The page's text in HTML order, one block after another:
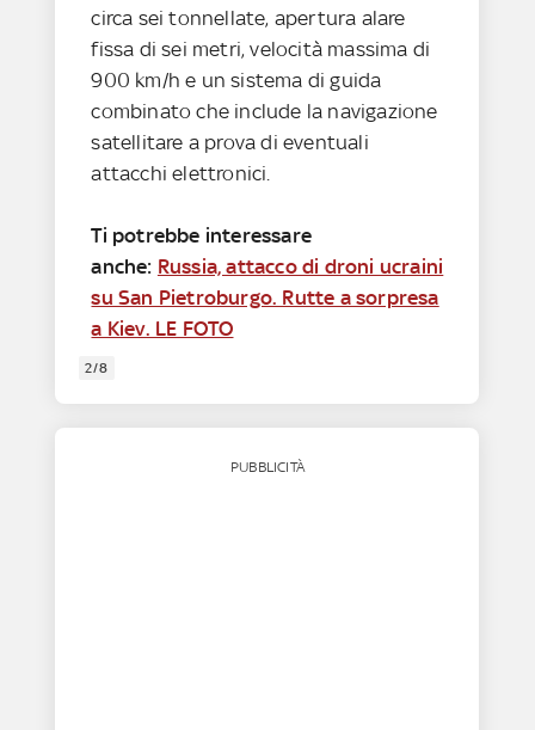
circa sei tonnellate, apertura alare
fissa di sei metri, velocità massima di
900 km/h e un sistema di guida
combinato che include la navigazione
satellitare a prova di eventuali
attacchi elettronici.
Ti potrebbe interessare
anche: Russia, attacco di droni ucraini
su San Pietroburgo. Rutte a sorpresa
a Kiev. LE FOTO
2/8
PUBBLICITÀ